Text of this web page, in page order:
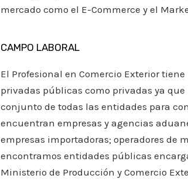
mercado como el E-Commerce y el
CAMPO LABORAL
El Profesional en Comercio Exterior
privadas públicas como privadas ya
conjunto de todas las entidades para
encuentran empresas y agencias
empresas importadoras; operadores de
encontramos entidades públicas
Ministerio de Producción y Comercio